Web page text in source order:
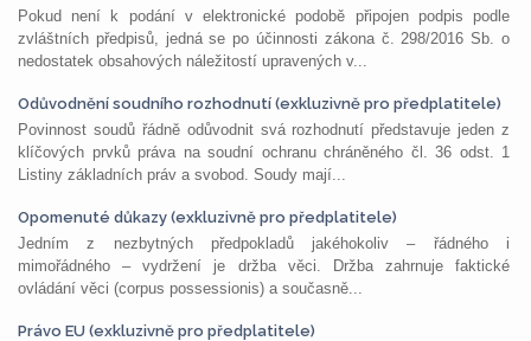
Pokud není k podání v elektronické podobě připojen podpis podle
zvláštních předpisů, jedná se po účinnosti zákona č. 298/2016 Sb. o
nedostatek obsahových náležitostí upravených v...
Odůvodnění soudního rozhodnutí (exkluzivně pro předplatitele)
Povinnost soudů řádně odůvodnit svá rozhodnutí představuje jeden z
klíčových prvků práva na soudní ochranu chráněného čl. 36 odst. 1
Listiny základních práv a svobod. Soudy mají...
Opomenuté důkazy (exkluzivně pro předplatitele)
Jedním z nezbytných předpokladů jakéhokoliv – řádného i
mimořádného – vydržení je držba věci. Držba zahrnuje faktické
ovládání věci (corpus possessionis) a současně...
Právo EU (exkluzivně pro předplatitele)